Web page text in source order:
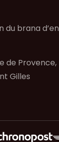
du brana d’en
de Provence,
Gilles